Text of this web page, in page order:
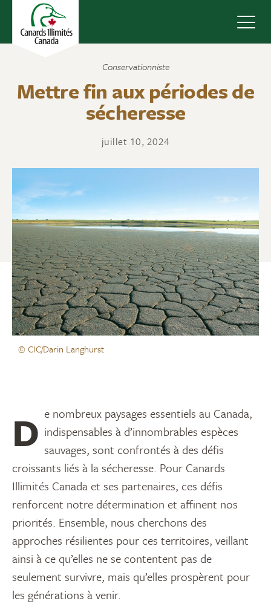
Conservationniste
Mettre fin aux périodes de
sécheresse
juillet 10, 2024
© CIC/Darin Langhurst
De nombreux paysages essentiels au Canada, indispensables à d’innombrables espèces
sauvages, sont confrontés à des défis
croissants liés à la sécheresse. Pour Canards
Illimités Canada et ses partenaires, ces défis
renforcent notre détermination et affinent nos
priorités. Ensemble, nous cherchons des
approches résilientes pour ces territoires, veillant
ainsi à ce qu’elles ne se contentent pas de
seulement survivre, mais qu’elles prospèrent pour
les générations à venir.